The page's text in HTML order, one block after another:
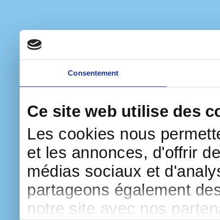
Consentement
Ce site web utilise des
Les cookies nous
et les annonces, d'offrir
médias sociaux et
partageons également
notre site avec nos